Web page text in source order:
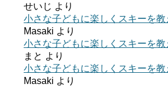
せいじ より
小さな子どもに楽しくスキーを教
Masaki より
小さな子どもに楽しくスキーを教
まと より
小さな子どもに楽しくスキーを教
Masaki より